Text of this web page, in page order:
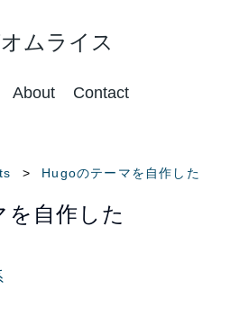
ムライス
About Contact
Hugoのテーマを自作した
を自作した